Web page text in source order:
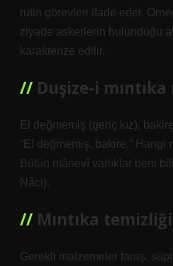
rutin görevleri ifade eder.
ziyade askerlerin bulunduğu
karakterize edilir.
Duşize-i
El değmemiş (genç kız),
“El değmemiş, bakire.” Hangi
Bütün mânevî varlıklar beni
Nâci).
Mıntıka
Gerekli malzemeler faraş,